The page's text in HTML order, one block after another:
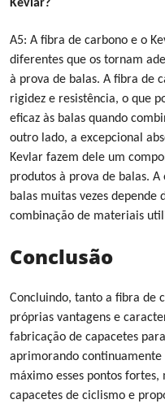
Kevlar?
A5: A fibra de carbono e o
diferentes que os tornam
à prova de balas. A fibra de
rigidez e resistência, o que
eficaz às balas quando
outro lado, a excepcional
Kevlar fazem dele um
produtos à prova de balas.
balas muitas vezes depende
combinação de materiais
Conclusão
Concluindo, tanto a fibra de
próprias vantagens e
fabricação de capacetes
aprimorando
máximo esses pontos
capacetes de ciclismo e